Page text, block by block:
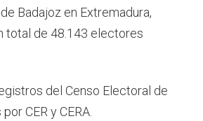
Badajoz en Extremadura,
total de 48.143 electores
del Censo Electoral de
CER y CERA.